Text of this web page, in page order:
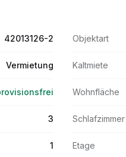
42013126-2 Objektart
Vermietung Kaltmiete
Wohnfläche
3 Schlafzimmer
1 Etage